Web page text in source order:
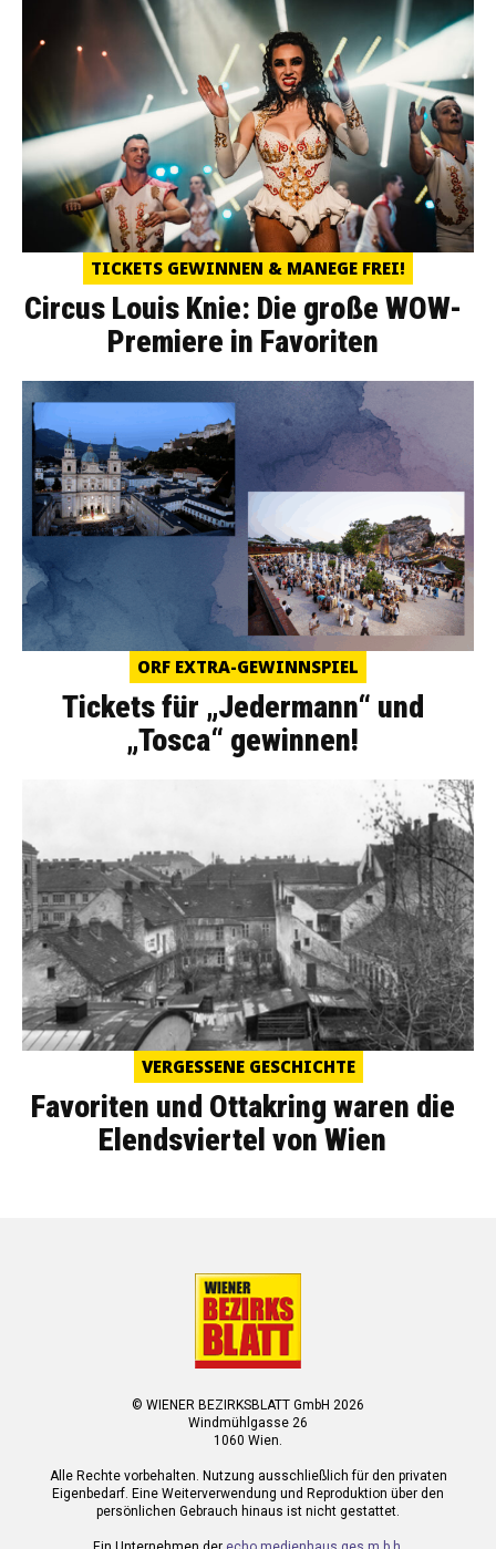
TICKETS GEWINNEN & MANEGE FREI!
Circus Louis Knie: Die große WOW-
Premiere in Favoriten
ORF EXTRA-GEWINNSPIEL
Tickets für „Jedermann“ und
„Tosca“ gewinnen!
VERGESSENE GESCHICHTE
Favoriten und Ottakring waren die
Elendsviertel von Wien
© WIENER BEZIRKSBLATT GmbH 2026
Windmühlgasse 26
1060 Wien.
Alle Rechte vorbehalten. Nutzung ausschließlich für den privaten
Eigenbedarf. Eine Weiterverwendung und Reproduktion über den
persönlichen Gebrauch hinaus ist nicht gestattet.